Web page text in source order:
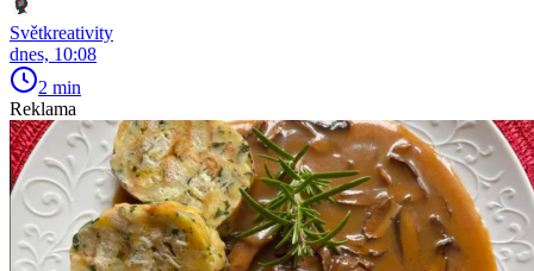
Světkreativity
dnes, 10:08
2 min
Reklama